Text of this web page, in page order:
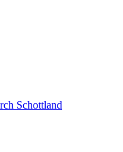
Schottland